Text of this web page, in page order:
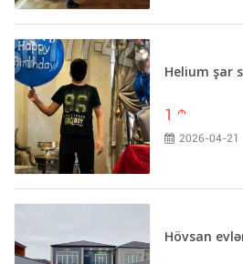
Helium şar
1 m
2026-04-21
Hövsan